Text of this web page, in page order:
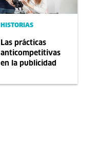
HISTORIAS
Las prácticas
anticompetitivas
en la publicidad